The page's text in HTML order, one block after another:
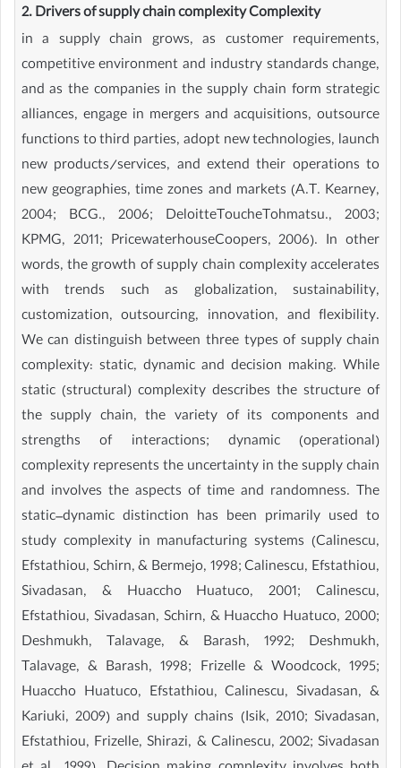
2. Drivers of supply chain complexity Complexity
in a supply chain grows, as customer requirements,
competitive environment and industry standards change,
and as the companies in the supply chain form strategic
alliances, engage in mergers and acquisitions, outsource
functions to third parties, adopt new technologies, launch
new products/services, and extend their operations to
new geographies, time zones and markets (A.T. Kearney,
2004; BCG., 2006; DeloitteToucheTohmatsu., 2003;
KPMG, 2011; PricewaterhouseCoopers, 2006). In other
words, the growth of supply chain complexity accelerates
with trends such as globalization, sustainability,
customization, outsourcing, innovation, and flexibility.
We can distinguish between three types of supply chain
complexity: static, dynamic and decision making. While
static (structural) complexity describes the structure of
the supply chain, the variety of its components and
strengths of interactions; dynamic (operational)
complexity represents the uncertainty in the supply chain
and involves the aspects of time and randomness. The
static–dynamic distinction has been primarily used to
study complexity in manufacturing systems (Calinescu,
Efstathiou, Schirn, & Bermejo, 1998; Calinescu, Efstathiou,
Sivadasan, & Huaccho Huatuco, 2001; Calinescu,
Efstathiou, Sivadasan, Schirn, & Huaccho Huatuco, 2000;
Deshmukh, Talavage, & Barash, 1992; Deshmukh,
Talavage, & Barash, 1998; Frizelle & Woodcock, 1995;
Huaccho Huatuco, Efstathiou, Calinescu, Sivadasan, &
Kariuki, 2009) and supply chains (Isik, 2010; Sivadasan,
Efstathiou, Frizelle, Shirazi, & Calinescu, 2002; Sivadasan